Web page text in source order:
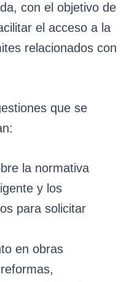
con el objetivo de
el acceso a la
relacionados con
que se
la normativa
y los
para solicitar
en obras